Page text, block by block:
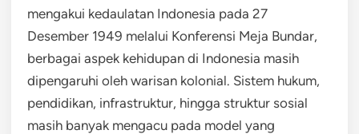
mengakui kedaulatan Indonesia pada 27
Desember 1949 melalui Konferensi Meja Bundar,
berbagai aspek kehidupan di Indonesia masih
dipengaruhi oleh warisan kolonial. Sistem hukum,
pendidikan, infrastruktur, hingga struktur sosial
masih banyak mengacu pada model yang